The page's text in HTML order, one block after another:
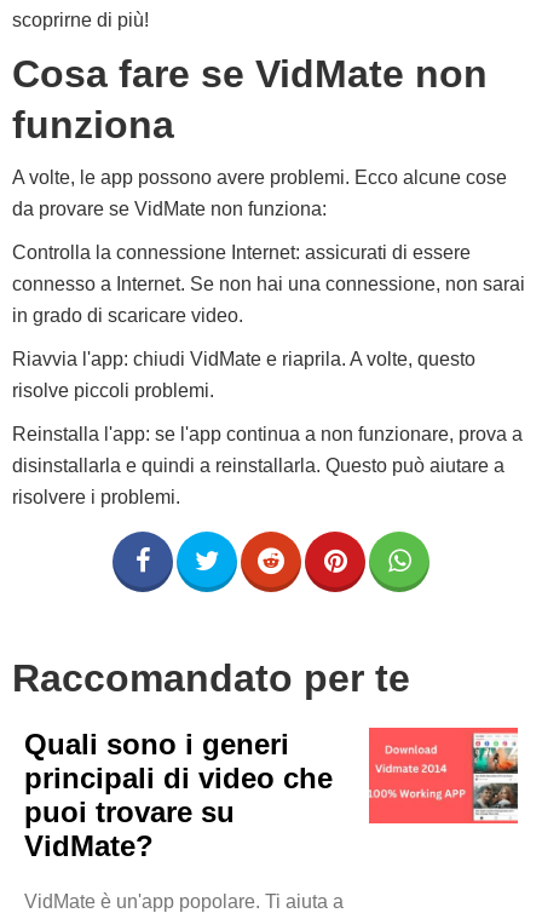
scoprirne di più!
Cosa fare se VidMate non
funziona
A volte, le app possono avere problemi. Ecco alcune cose
da provare se VidMate non funziona:
Controlla la connessione Internet: assicurati di essere
connesso a Internet. Se non hai una connessione, non sarai
in grado di scaricare video.
Riavvia l'app: chiudi VidMate e riaprila. A volte, questo
risolve piccoli problemi.
Reinstalla l'app: se l'app continua a non funzionare, prova a
disinstallarla e quindi a reinstallarla. Questo può aiutare a
risolvere i problemi.
Raccomandato per te
Quali sono i generi
principali di video che
puoi trovare su
VidMate?
VidMate è un'app popolare. Ti aiuta a